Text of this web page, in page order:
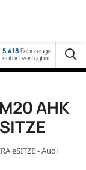
5.418 Fahrzeuge
sofort verfügbar
AHK
eSITZE - Audi